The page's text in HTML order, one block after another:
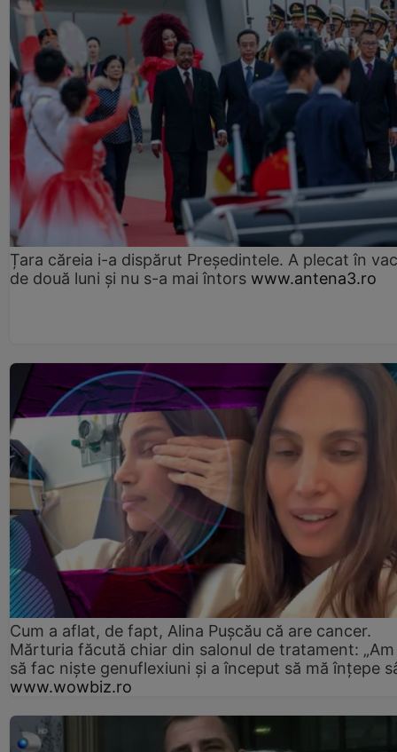
Țara căreia i-a dispărut Președintele. A plecat în
de două luni și nu s-a mai întors www.antena3.ro
Cum a aflat, de fapt, Alina Pușcău că are cancer.
Mărturia făcută chiar din salonul de tratament:
să fac niște genuflexiuni și a început să mă înțepe
www.wowbiz.ro